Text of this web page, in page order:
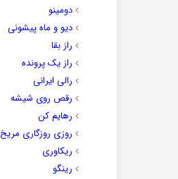
دومینو
دیو و ماه پیشونی
راز بقا
راز یک پرونده
رالی ایرانی
رقص روی شیشه
رهایم کن
روزی روزگاری مریخ
ریکاوری
رینگو